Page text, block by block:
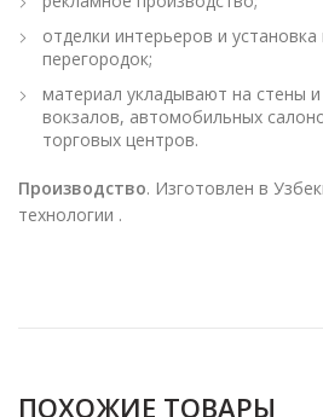
отделки интерьеров и установка
перегородок;
материал укладывают на стены
вокзалов, автомобильных
торговых центров.
Производство. Изготовлен в
технологии .
ПОХОЖИЕ ТОВАРЫ